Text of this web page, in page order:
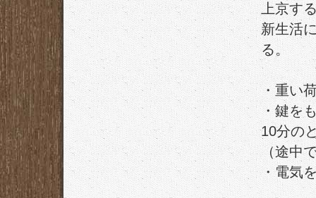
上京す
新生活
る。
・重い
・鍵を
10分の
（途中
・電気